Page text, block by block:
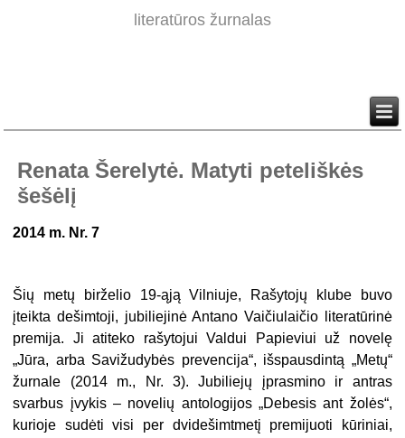
literatūros žurnalas
Renata Šerelytė. Matyti peteliškės
šešėlį
2014 m. Nr. 7
Šių metų birželio 19-ąją Vilniuje, Rašytojų klube buvo
įteikta dešimtoji, jubiliejinė Antano Vaičiulaičio literatūrinė
premija. Ji atiteko rašytojui Valdui Papieviui už novelę
„Jūra, arba Savižudybės prevencija“, išspausdintą „Metų“
žurnale (2014 m., Nr. 3). Jubiliejų įprasmino ir antras
svarbus įvykis – novelių antologijos „Debesis ant žolės“,
kurioje sudėti visi per dvidešimtmetį premijuoti kūriniai,